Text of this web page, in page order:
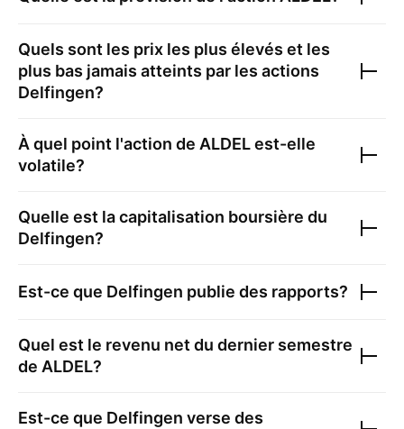
Quels sont les prix les plus élevés et les
plus bas jamais atteints par les actions
Delfingen?
À quel point l'action de ALDELest-elle
volatile?
Quelle est la capitalisation boursière du
Delfingen?
Est-ce que Delfingen publie des rapports?
Quel est le revenu net du dernier semestre
de ALDEL?
Est-ce que Delfingen verse des